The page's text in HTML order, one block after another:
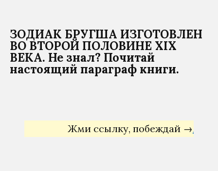
ЗОДИАК БРУГША ИЗГОТОВЛЕН
ВО ВТОРОЙ ПОЛОВИНЕ XIX
ВЕКА. Не знал? Почитай
настоящий параграф книги.
Жми ссылку, побеждай →Яндекс